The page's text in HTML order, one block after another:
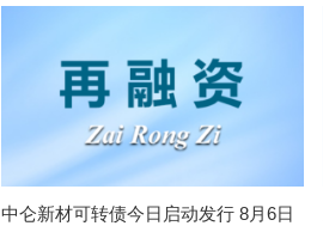
中仑新材可转债今日启动发行 8月6日